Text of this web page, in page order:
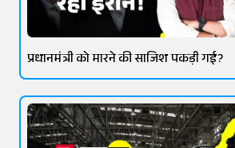
प्रधानमंत्री को मारने की साजिश पकड़ी गई?